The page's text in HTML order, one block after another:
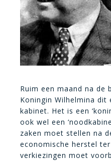
Ruim een maand na de
Koningin Wilhelmina dit
kabinet. Het is een
ook wel een
zaken moet stellen na
economische herstel
verkiezingen moet